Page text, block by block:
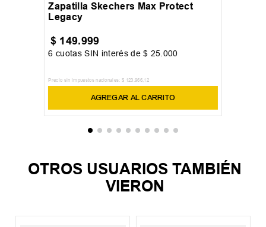
Zapatilla Skechers Max Protect
Legacy
$ 149.999
6 cuotas SIN interés de$ 25.000
Precio sin impuestos nacionales: $ 123 .966,12
AGREGAR AL CARRITO
OTROS USUARIOS TAMBIÉN
VIERON